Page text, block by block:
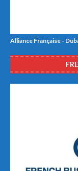
Alliance Française -